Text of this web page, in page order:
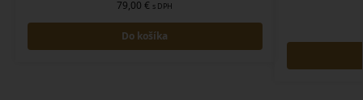
79,00€ s DPH
Do košíka